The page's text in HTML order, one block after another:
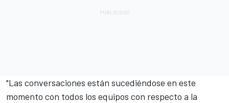
"Las conversaciones están sucediéndose en este
momento con todos los equipos con respecto a la